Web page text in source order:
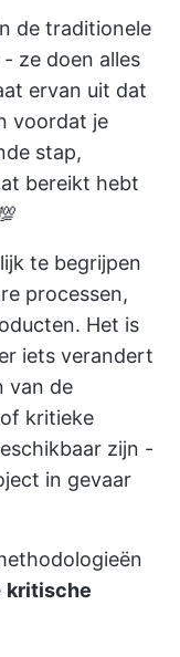
de traditionele
ze doen alles
ervan uit dat
voordat je
stap,
bereikt hebt
te begrijpen
processen,
Het is
iets verandert
van de
kritieke
zijn -
in gevaar
kritische